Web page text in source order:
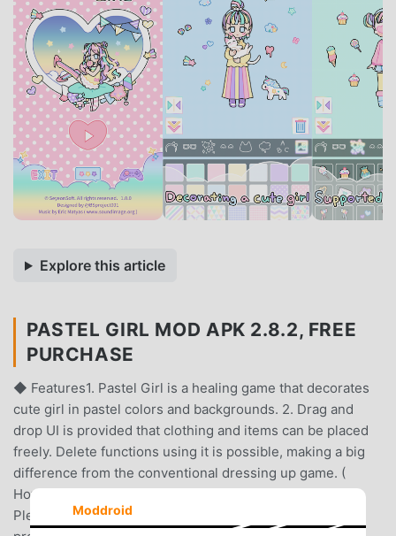
Explore this article
PASTEL GIRL MOD APK 2.8.2, FREE
PURCHASE
◆ Features1. Pastel Girl is a healing game that decorates
cute girl in pastel colors and backgrounds. 2. Drag and
drop UI is provided that clothing and items can be placed
freely. Delete functions using it is possible, making a big
difference from the conventional dressing up game. (
However, not all items are supported by drag and drop.
Please refer to the tutorial. )3. Some clothes and items
Moddroid